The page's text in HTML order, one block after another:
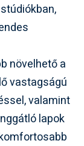
növelhető a
vastagságú
valamint
lapok